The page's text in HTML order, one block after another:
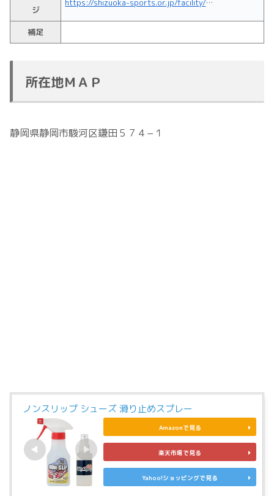
ジ
補足
所在地ＭＡＰ
静岡県静岡市駿河区鎌田５７４−１
ノンスリップ シューズ 滑り止めスプレー
Amazonで見る
楽天市場で見る
Yahoo!ショッピングで見る